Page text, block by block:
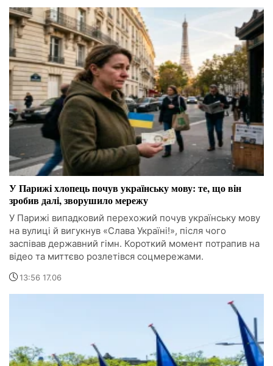
У Парижі хлопець почув українську мову: те, що він
зробив далі, зворушило мережу
У Парижі випадковий перехожий почув українську мову
на вулиці й вигукнув «Слава Україні!», після чого
заспівав державний гімн. Короткий момент потрапив на
відео та миттєво розлетівся соцмережами.
13:56 17.06